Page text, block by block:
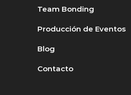
Team Bonding
Producción de Eventos
Blog
Contacto